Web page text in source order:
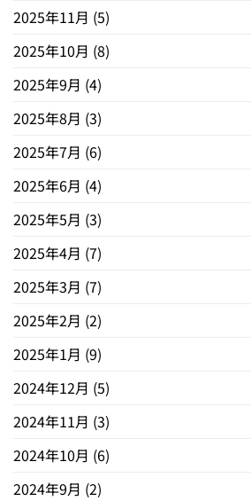
2025年11月 (5)
2025年10月 (8)
2025年9月 (4)
2025年8月 (3)
2025年7月 (6)
2025年6月 (4)
2025年5月 (3)
2025年4月 (7)
2025年3月 (7)
2025年2月 (2)
2025年1月 (9)
2024年12月 (5)
2024年11月 (3)
2024年10月 (6)
2024年9月 (2)